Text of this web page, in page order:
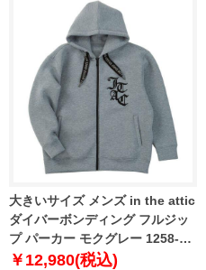
大きいサイズ メンズ in the attic
ダイバーボンディング フルジッ
プ パーカー モクグレー 1258-
5363-1 3L 4L 5L 6L
￥12,980(税込)